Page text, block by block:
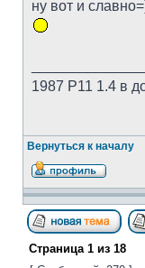
ну вот и
1987 Р11 1.4 в
Вернуться к началу
Страница 1 из 18